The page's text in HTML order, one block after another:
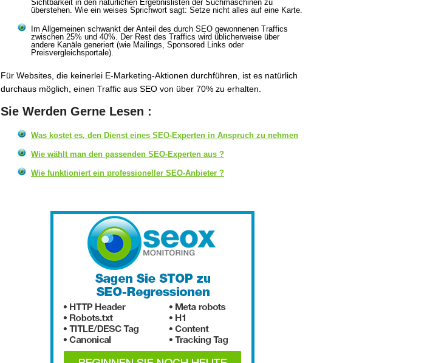
Sichtbarkeit in den natürlichen Ergebnislisten der Suchmaschinen zu
überstehen. Wie ein weises Sprichwort sagt: Setze nicht alles auf eine Karte.
Im Allgemeinen schwankt der Anteil des durch SEO gewonnenen Traffics
zwischen 25% und 40%. Der Rest des Traffics wird üblicherweise über
andere Kanäle generiert (wie Mailings, Sponsored Links oder
Preisvergleichsportale).
Für Websites, die keinerlei E-Marketing-Aktionen durchführen, ist es natürlich
durchaus möglich, einen Traffic aus SEO von über 70% zu erhalten.
Sie Werden Gerne Lesen :
Was kostet es, den Dienst eines SEO-Experten in Anspruch zu nehmen
Wie wählt man den passenden SEO-Experten aus ?
Wie funktioniert ein professioneller SEO-Anbieter ?